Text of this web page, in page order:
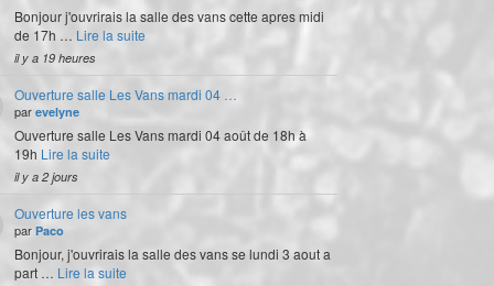
Bonjour j'ouvrirais la salle des vans cette apres midi
de 17h … Lire la suite
il y a 19 heures
Ouverture salle Les Vans mardi 04 …
par evelyne
Ouverture salle Les Vans mardi 04 août de 18h à
19h Lire la suite
il y a 2 jours
Ouverture les vans
par Paco
Bonjour, j'ouvrirais la salle des vans se lundi 3 aout a
part … Lire la suite